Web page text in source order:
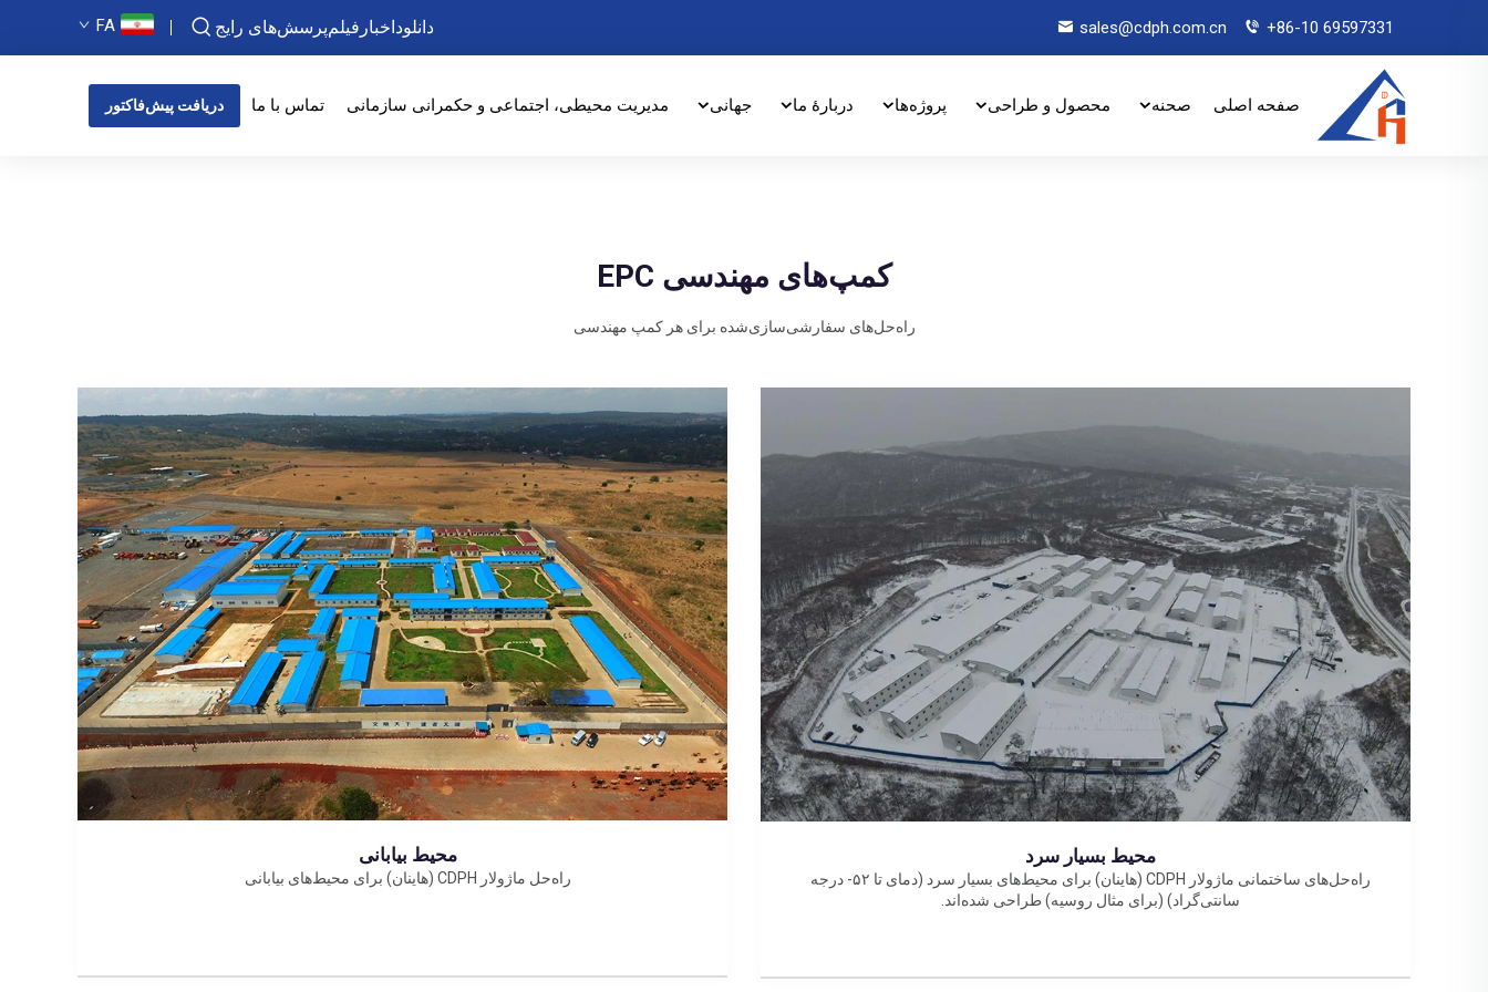
+86-10 69597331
sales@cdph.com.cn دانلوداخبار فیلمپرسش‌های رایج FA
صفحه اصلی صحنه محصول و طراحی پروژه‌ها دربارهٔ ما جهانی مدیریت محیطی، اجتماعی و حکمرانی سازمانی تماس با ما دریافت پیش‌فاکتور
کمپ‌های مهندسی EPC
راه‌حل‌های سفارشی‌سازی‌شده برای هر کمپ مهندسی
محیط بسیار سرد
راه‌حل‌های ساختمانی ماژولار CDPH (هاینان) برای محیط‌های بسیار سرد (دمای تا ۵۲- درجه
سانتی‌گراد) (برای مثال روسیه) طراحی شده‌اند.
محیط بیابانی
راه‌حل ماژولار CDPH (هاینان) برای محیط‌های بیابانی